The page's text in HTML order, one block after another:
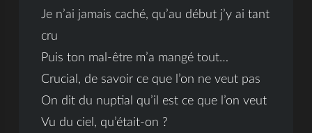
Je n’ai jamais caché, qu’au début j’y ai tant
cru
Puis ton mal-être m’a mangé tout…
Crucial, de savoir ce que l’on ne veut pas
On dit du nuptial qu’il est ce que l’on veut
Vu du ciel, qu’était-on ?